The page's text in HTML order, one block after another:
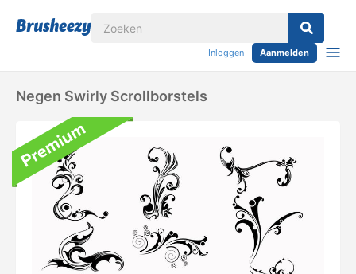
Inloggen Aanmelden
Negen Swirly Scrollborstels